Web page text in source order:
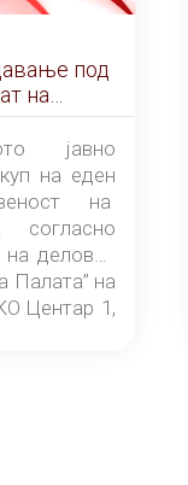
под
на
јавно
на еден
на
деловен
Палата” на
Центар 1,